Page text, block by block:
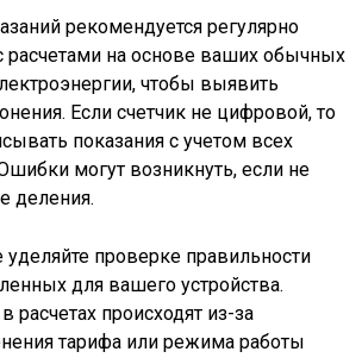
рекомендуется регулярно
расчетами на основе ваших обычных
чтобы выявить
Если счетчик не цифровой, то
показания с учетом всех
могут возникнуть, если не
деления.
проверке правильности
для вашего устройства.
расчетах происходят из-за
тарифа или режима работы